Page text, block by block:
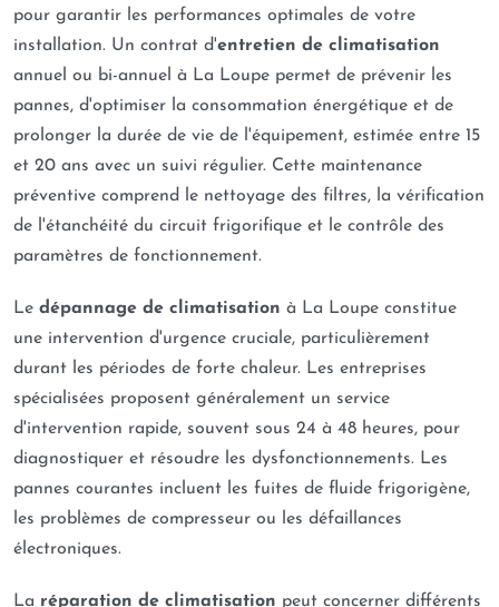
pour garantir les performances optimales de votre
installation. Un contrat d'entretien de climatisation
annuel ou bi-annuel à La Loupe permet de prévenir les
pannes, d'optimiser la consommation énergétique et de
prolonger la durée de vie de l'équipement, estimée entre 15
et 20 ans avec un suivi régulier. Cette maintenance
préventive comprend le nettoyage des filtres, la vérification
de l'étanchéité du circuit frigorifique et le contrôle des
paramètres de fonctionnement.
Le dépannage de climatisation à La Loupe constitue
une intervention d'urgence cruciale, particulièrement
durant les périodes de forte chaleur. Les entreprises
spécialisées proposent généralement un service
d'intervention rapide, souvent sous 24 à 48 heures, pour
diagnostiquer et résoudre les dysfonctionnements. Les
pannes courantes incluent les fuites de fluide frigorigène,
les problèmes de compresseur ou les défaillances
électroniques.
La réparation de climatisation peut concerner différents